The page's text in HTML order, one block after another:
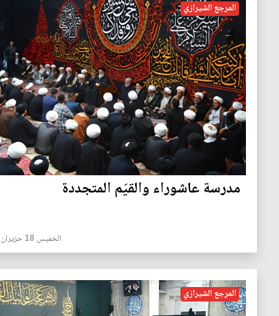
المرجع الشيرازي
مدرسة عاشوراء والقيَم المتجددة
الخميس 18 حزيران 2026
المرجع الشيرازي